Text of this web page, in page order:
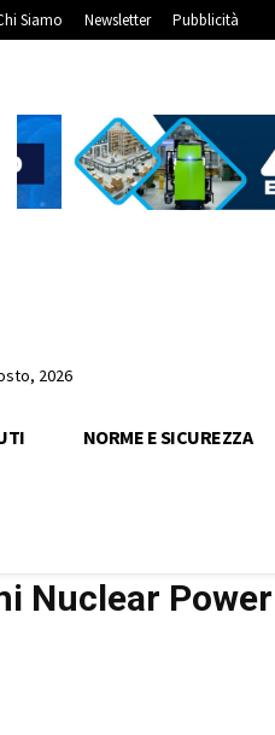
Siamo Newsletter Pubblicità
2026
NORME E SICUREZZA
Nuclear